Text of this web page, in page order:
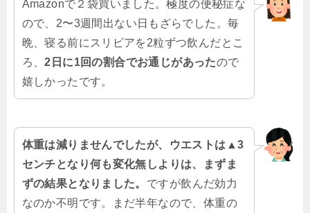
Amazonで２袋買いました。極度の便秘症な
ので、2〜3週間出ない日もざらでした。毎
晩、寝る前にスリビアを2粒ずつ飲んだとこ
ろ、2日に1回の割合でお通じがあったので
嬉しかったです。
体重は減りませんでしたが、ウエストは▲3
センチとなり何も変化無しよりは、まずま
ずの結果となりました。 ですが飲んだ効力
なのか不明です。まだ半年なので、体重の